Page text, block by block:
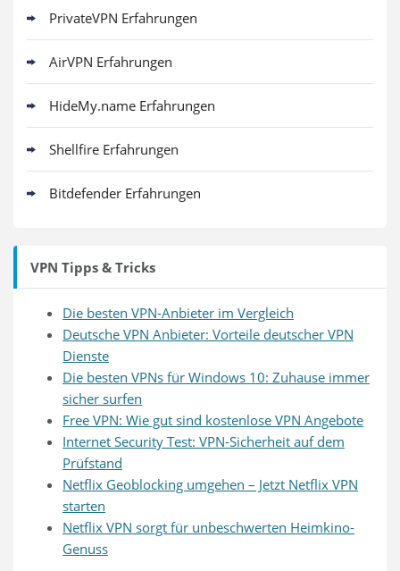
PrivateVPN Erfahrungen
AirVPN Erfahrungen
HideMy.name Erfahrungen
Shellfire Erfahrungen
Bitdefender Erfahrungen
VPN Tipps & Tricks
Die besten VPN-Anbieter im Vergleich
Deutsche VPN Anbieter: Vorteile deutscher VPN
Dienste
Die besten VPNs für Windows 10: Zuhause immer
sicher surfen
Free VPN: Wie gut sind kostenlose VPN Angebote
Internet Security Test: VPN-Sicherheit auf dem
Prüfstand
Netflix Geoblocking umgehen – Jetzt Netflix VPN
starten
Netflix VPN sorgt für unbeschwerten Heimkino-
Genuss